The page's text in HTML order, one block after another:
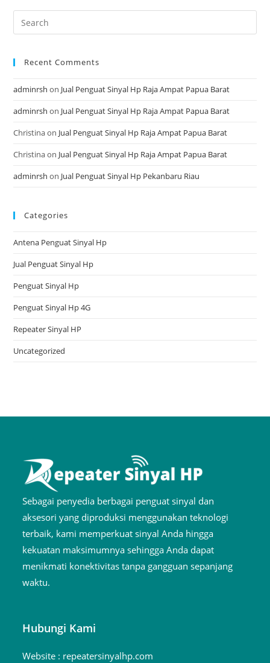
Recent Comments
adminrsh on Jual Penguat Sinyal Hp Raja Ampat Papua Barat
adminrsh on Jual Penguat Sinyal Hp Raja Ampat Papua Barat
Christinaon Jual Penguat Sinyal Hp Raja Ampat Papua Barat
Christinaon Jual Penguat Sinyal Hp Raja Ampat Papua Barat
adminrsh on Jual Penguat Sinyal Hp Pekanbaru Riau
Categories
Antena Penguat Sinyal Hp
Jual Penguat Sinyal Hp
Penguat Sinyal Hp
Penguat Sinyal Hp 4G
Repeater Sinyal HP
Uncategorized
Sebagai penyedia berbagai penguat sinyal dan
aksesori yang diproduksi menggunakan teknologi
terbaik, kami memperkuat sinyal Anda hingga
kekuatan maksimumnya sehingga Anda dapat
menikmati konektivitas tanpa gangguan sepanjang
waktu.
Hubungi Kami
Website : repeatersinyalhp.com